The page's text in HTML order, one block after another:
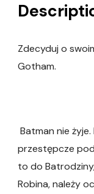
Zdecyduj o
Gotham.
Batman nie
przestępcze
to do
Robina, należy